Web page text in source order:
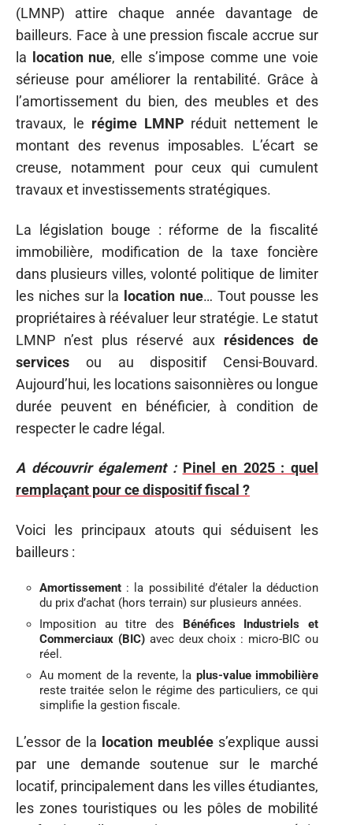
(LMNP) attire chaque année davantage de
bailleurs. Face à une pression fiscale accrue sur
la
location nue, elle s’impose comme une voie
sérieuse pour améliorer la rentabilité. Grâce à
l’amortissement du bien, des meubles et des
travaux, le régime LMNP réduit nettement le
montant des revenus imposables. L’écart se
creuse, notamment pour ceux qui cumulent
travaux et investissements stratégiques.
La législation bouge : réforme de la fiscalité
immobilière, modification de la taxe foncière
dans plusieurs villes, volonté politique de limiter
les niches sur la location nue… Tout pousse les
propriétaires à réévaluer leur stratégie. Le statut
LMNP n’est plus réservé aux résidences de
services ou au dispositif Censi-Bouvard.
Aujourd’hui, les locations saisonnières ou longue
durée peuvent en bénéficier, à condition de
respecter le cadre légal.
A découvrir également : Pinel en 2025 : quel
remplaçant pour ce dispositif fiscal ?
Voici les principaux atouts qui séduisent les
bailleurs :
Amortissement : la possibilité d’étaler la déduction
du prix d’achat (hors terrain) sur plusieurs années.
Imposition au titre des Bénéfices Industriels et
Commerciaux (BIC)avec deux choix : micro-BIC ou
réel.
Au moment de la revente, la plus-value immobilière
reste traitée selon le régime des particuliers, ce qui
simplifie la gestion fiscale.
L’essor de la location meublée s’explique aussi
par une demande soutenue sur le marché
locatif, principalement dans les villes étudiantes,
les zones touristiques ou les pôles de mobilité